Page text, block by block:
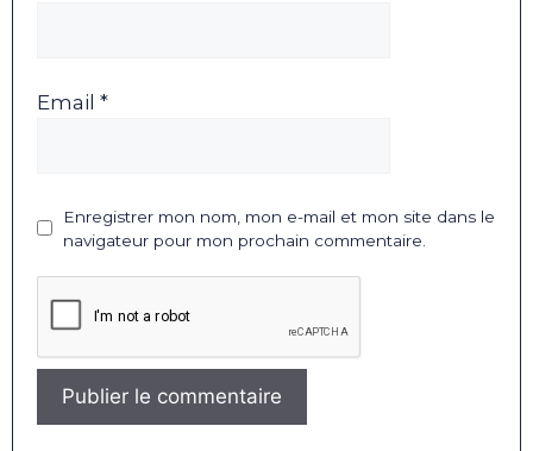
Email *
Enregistrer mon nom, mon e-mail et mon site dans le
navigateur pour mon prochain commentaire.